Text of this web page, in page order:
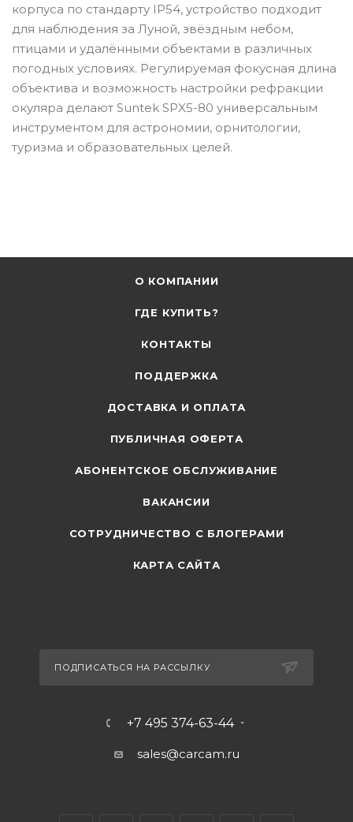
корпуса по стандарту IP54, устройство подходит
для наблюдения за Луной, звёздным небом,
птицами и удалёнными объектами в различных
погодных условиях. Регулируемая фокусная длина
объектива и возможность настройки рефракции
окуляра делают Suntek SPX5-80 универсальным
инструментом для астрономии, орнитологии,
туризма и образовательных целей.
О КОМПАНИИ
ГДЕ КУПИТЬ?
КОНТАКТЫ
ПОДДЕРЖКА
ДОСТАВКА И ОПЛАТА
ПУБЛИЧНАЯ ОФЕРТА
АБОНЕНТСКОЕ ОБСЛУЖИВАНИЕ
ВАКАНСИИ
СОТРУДНИЧЕСТВО С БЛОГЕРАМИ
КАРТА САЙТА
ПОДПИСАТЬСЯ НА РАССЫЛКУ
+7 495 374-63-44
sales@carcam.ru